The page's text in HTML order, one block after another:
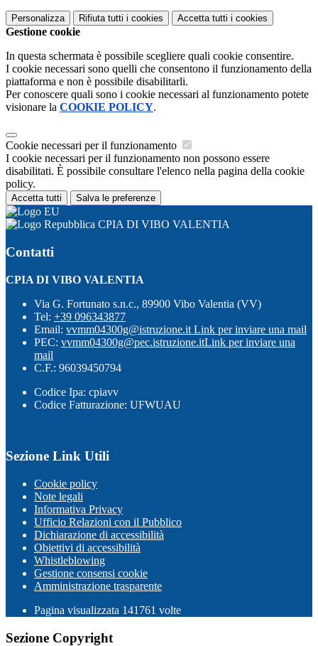
Personalizza Rifiuta tutti i cookies Accetta tutti i cookies
Gestione cookie
In questa schermata è possibile scegliere quali cookie consentire.
I cookie necessari sono quelli che consentono il funzionamento della
piattaforma e non è possibile disabilitarli.
Per conoscere quali sono i cookie necessari al funzionamento potete
visionare la COOKIE POLICY.
Cookie necessari per il funzionamento
I cookie necessari per il funzionamento non possono essere
disabilitati. È possibile consultare l'elenco nella pagina della cookie
policy.
Accetta tutti Salva le preferenze
CPIA DI VIBO VALENTIA
Contatti
CPIA DI VIBO VALENTIA
Via G. Fortunato s.n.c., 89900 Vibo Valentia (VV)
Tel: +39 096343877
Email: vvmm04300g@istruzione.it Link per inviare una mail
PEC: vvmm04300g@pec.istruzione.itLink per inviare una
mail
C.F.: 96039450794
Codice Ipa: cpiavv
Codice Fatturazione: UFWUAU
Sezione Link Utili
Cookie policy
Note legali
Informativa Privacy
Ufficio Relazioni con il Pubblico
Dichiarazione di accessibilità
Obiettivi di accessibilità
Whistleblowing
Gestione consensi cookie
Amministrazione trasparente
Pagina visualizzata 141761 volte
Sezione Copyright